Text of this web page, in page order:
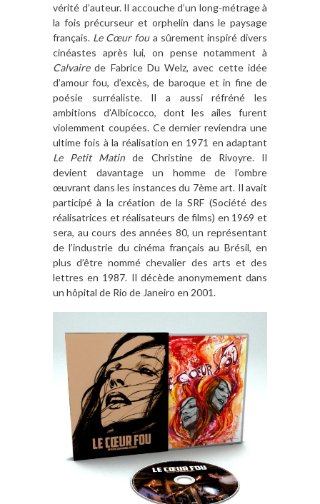
vérité d’auteur. Il accouche d’un long-métrage à
la fois précurseur et orphelin dans le paysage
français. Le Cœur foua sûrement inspiré divers
cinéastes après lui, on pense notamment à
Calvairede Fabrice Du Welz, avec cette idée
d’amour fou, d’excès, de baroque et in fine de
poésie surréaliste. Il a aussi réfréné les
ambitions d’Albicocco, dont les ailes furent
violemment coupées. Ce dernier reviendra une
ultime fois à la réalisation en 1971 en adaptant
Le Petit Matinde Christine de Rivoyre. Il
devient davantage un homme de l’ombre
œuvrant dans les instances du 7ème art. Il avait
participé à la création de la SRF (Société des
réalisatrices et réalisateurs de films) en 1969 et
sera, au cours des années 80, un représentant
de l’industrie du cinéma français au Brésil, en
plus d’être nommé chevalier des arts et des
lettres en 1987. Il décède anonymement dans
un hôpital de Rio de Janeiro en 2001.